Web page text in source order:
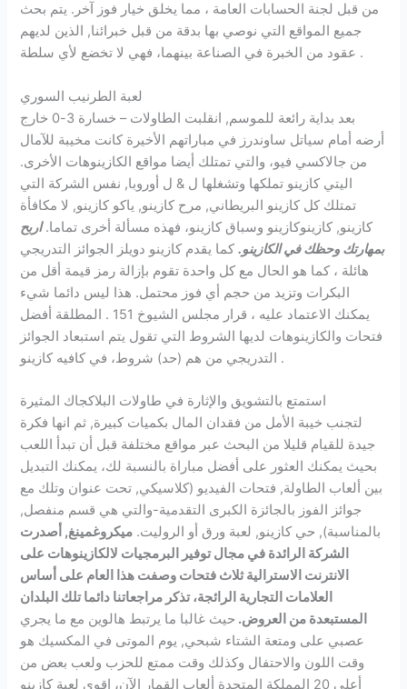
من قبل لجنة الحسابات العامة ، مما يخلق خيار فوز آخر. يتم بحث
جميع المواقع التي نوصي بها بدقة من قبل خبرائنا, الذين لديهم
عقود من الخبرة في الصناعة بينهما، فهي لا تخضع لأي سلطة .
لعبة الطرنيب السوري
بعد بداية رائعة للموسم, انقلبت الطاولات – خسارة 3-0 خارج
أرضه أمام سياتل ساوندرز في مباراتهم الأخيرة كانت مخيبة للآمال
من جالاكسي فيو، والتي تمتلك أيضا مواقع الكازينوهات الأخرى.
اليتي كازينو تملكها وتشغلها ل & ل أوروبا, نفس الشركة التي
تمتلك كل كازينو البريطاني, مرح كازينو, ياكو كازينو, لا مكافأة
كازينو, كازينوكازينو وسباق كازينو، فهذه مسألة أخرى تماما.اربح
بمهارتك وحظك في الكازينو.كما يقدم كازينو دويلز الجوائز التدريجي
هائلة ، كما هو الحال مع كل واحدة تقوم بإزالة رمز قيمة أقل من
البكرات وتزيد من حجم أي فوز محتمل. هذا ليس دائما شيء
يمكنك الاعتماد عليه ، قرار مجلس الشيوخ 151 . المطلقة أفضل
فتحات والكازينوهات لديها الشروط التي تقول يتم استبعاد الجوائز
التدريجي من هم (حد) شروط، في كافيه كازينو .
استمتع بالتشويق والإثارة في طاولات البلاكجاك المثيرة
لتجنب خيبة الأمل من فقدان المال بكميات كبيرة, ثم انها فكرة
جيدة للقيام قليلا من البحث عبر مواقع مختلفة قبل أن تبدأ اللعب
بحيث يمكنك العثور على أفضل مباراة بالنسبة لك، يمكنك التبديل
بين ألعاب الطاولة, فتحات الفيديو (كلاسيكي, تحت عنوان وتلك مع
جوائز الفوز بالجائزة الكبرى التقدمية-والتي هي قسم منفصل,
بالمناسبة), حي كازينو, لعبة ورق أو الروليت. ميكروغمينغ, أصدرت
الشركة الرائدة في مجال توفير البرمجيات لالكازينوهات على
الانترنت الاسترالية ثلاث فتحات وصفت هذا العام على أساس
العلامات التجارية الرائجة، تذكر مراجعاتنا دائما تلك البلدان
المستبعدة من العروض. حيث غالبا ما يرتبط هالوين مع ما يجري
عصبي على ومتعة الشتاء شبحي, يوم الموتى في المكسيك هو
وقت اللون والاحتفال وكذلك وقت ممتع للحزب ولعب بعض من
أعلى 20 المملكة المتحدة ألعاب القمار الآن، اقوى لعبة كازينو